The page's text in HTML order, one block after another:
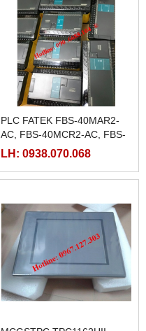
PLC FATEK FBS-40MAR2-
AC, FBS-40MCR2-AC, FBS-
40MCRT-AC, FBS-40MART-
LH: 0938.070.068